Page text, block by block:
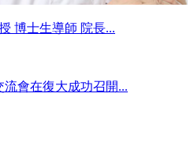
博士生導師 院長...
會在復大成功召開...